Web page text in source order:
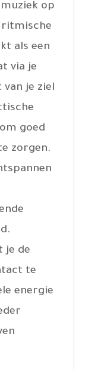
op
ritmische
als een
via je
je ziel
goed
zorgen.
je de
te
energie